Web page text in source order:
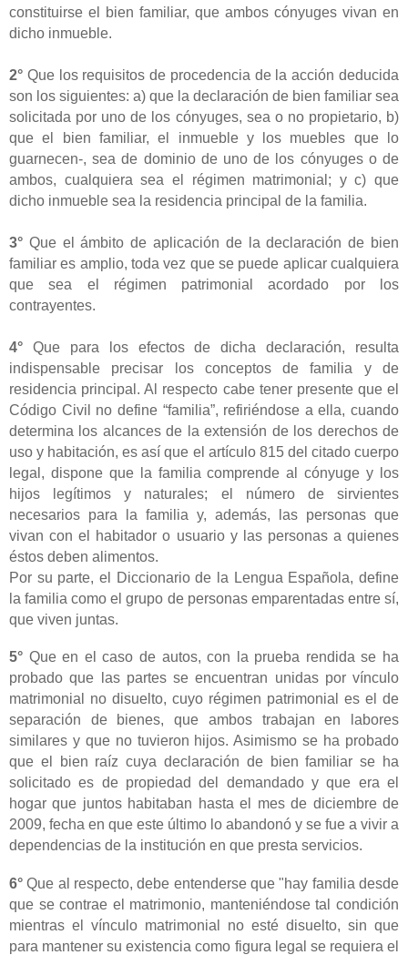
constituirse el bien familiar, que ambos cónyuges vivan en
dicho inmueble.
2° Que losrequisitos de procedencia de la acción deducida
son los siguientes: a) que la declaración de bien familiar sea
solicitada por uno de los cónyuges, sea o no propietario, b)
que el bien familiar, el inmueble y los muebles que lo
guarnecen-, sea de dominio de uno de los cónyuges o de
ambos, cualquiera sea el régimen matrimonial; y c) que
dicho inmueble sea la residencia principal de la familia.
3° Que el ámbito de aplicación de la declaración de bien
familiar es amplio, toda vez que se puede aplicar cualquiera
que sea el régimen patrimonial acordado por los
contrayentes.
4° Que para los efectos de dicha declaración, resulta
indispensable precisar los conceptos de familia y de
residencia principal. Al respecto cabe tener presente que el
Código Civil no define “familia”, refiriéndose a ella, cuando
determina los alcances de la extensión de los derechos de
uso y habitación, es así que el artículo 815 del citado cuerpo
legal, dispone que la familia comprende al cónyuge y los
hijos legítimos y naturales; el número de sirvientes
necesarios para la familia y, además, las personas que
vivan con el habitador o usuario y las personas a quienes
éstos deben alimentos.
Por su parte, el Diccionario de la Lengua Española, define
la familia como el grupo de personas emparentadas entre sí,
que viven juntas.
5° Que en el caso de autos, con la prueba rendida se ha
probado que las partes se encuentran unidas por vínculo
matrimonial no disuelto, cuyo régimen patrimonial es el de
separación de bienes, que ambos trabajan en labores
similares y que no tuvieron hijos. Asimismo se ha probado
que el bien raíz cuya declaración de bien familiar se ha
solicitado es de propiedad del demandado y que era el
hogar que juntos habitaban hasta el mes de diciembre de
2009, fecha en que este último lo abandonó y se fue a vivir a
dependencias de la institución en que presta servicios.
6° Que al respecto, debe entenderse que "hay familia desde
que se contrae el matrimonio, manteniéndose tal condición
mientras el vínculo matrimonial no esté disuelto, sin que
para mantener su existencia como figura legal se requiera el